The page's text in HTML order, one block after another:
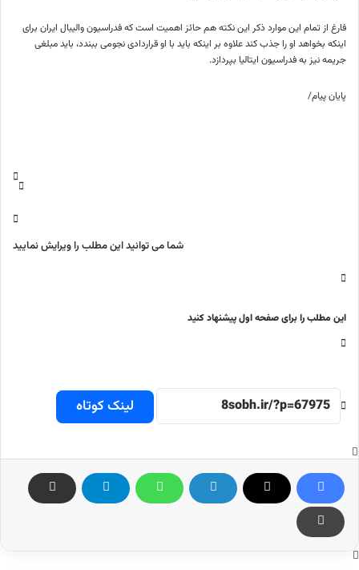
فارغ از تمام این موارد ذکر این نکته هم حائز اهمیت است که فدراسیون والیبال ایران برای
اینکه بخواهد او را جذب کند علاوه بر اینکه باید با او قراردادی نجومی ببندد، باید مبلغی
جریمه نیز به فدراسیون ایتالیا بپردازد.
پایان پیام/
شما می توانید این مطلب را ویرایش نمایید
این مطلب را برای صفحه اول پیشنهاد کنید
لینک کوتاه